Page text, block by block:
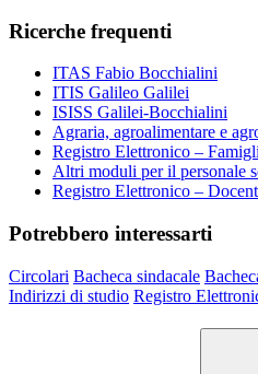
Ricerche frequenti
ITAS Fabio Bocchialini
ITIS Galileo Galilei
ISISS Galilei-Bocchialini
Agraria, agroalimentare e
Registro Elettronico –
Altri moduli per il personale
Registro Elettronico –
Potrebbero interessarti
Circolari Bacheca sindacale
Indirizzi di studio Registro